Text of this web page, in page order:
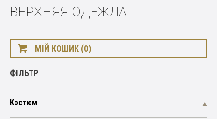
ВЕРХНЯЯ ОДЕЖДА
МІЙ КОШИК (0)
ФІЛЬТР
Костюм